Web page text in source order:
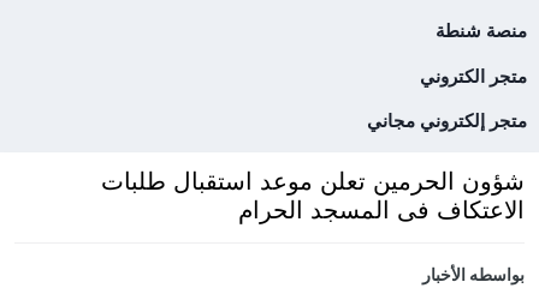
منصة شنطة
متجر الكتروني
متجر إلكتروني مجاني
شؤون الحرمين تعلن موعد استقبال طلبات
الاعتكاف فى المسجد الحرام
بواسطهالأخبار